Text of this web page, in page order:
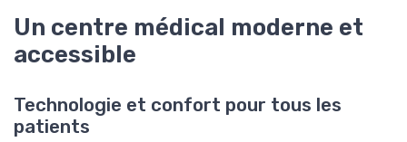
Un centre médical moderne et
accessible
Technologie et confort pour tous les
patients